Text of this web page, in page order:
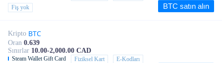
Fiş yok
BTC satın alın
Kripto BTC
Oran 0.639
Sınırlar 10.00-2,000.00 CAD
Steam Wallet Gift Card Fiziksel Kart
E-Kodları